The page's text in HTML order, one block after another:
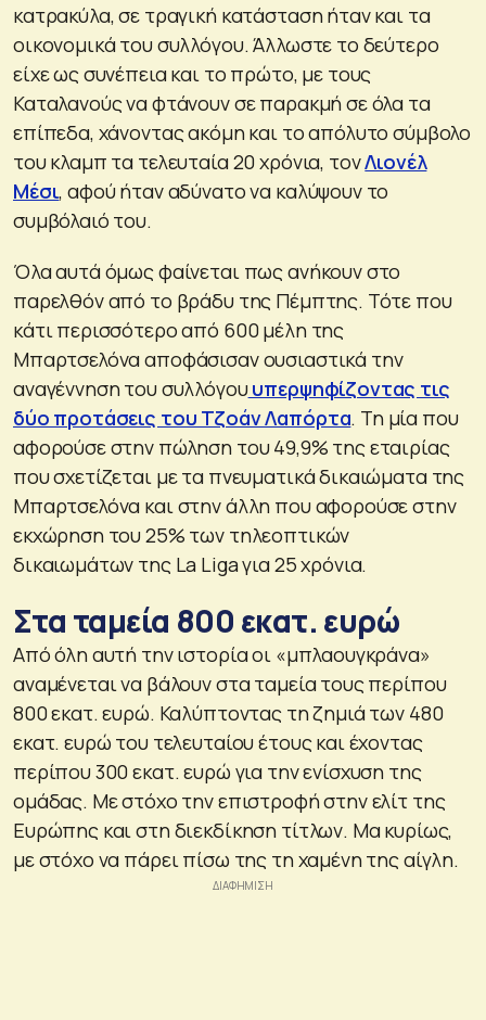
κατρακύλα, σε τραγική κατάσταση ήταν και τα
οικονομικά του συλλόγου. Άλλωστε το δεύτερο
είχε ως συνέπεια και το πρώτο, με τους
Καταλανούς να φτάνουν σε παρακμή σε όλα τα
επίπεδα, χάνοντας ακόμη και το απόλυτο σύμβολο
του κλαμπ τα τελευταία 20 χρόνια, τονΛιονέλ
Μέσι, αφού ήταν αδύνατο να καλύψουν το
συμβόλαιό του.
Όλα αυτά όμως φαίνεται πως ανήκουν στο
παρελθόν από το βράδυ της Πέμπτης. Τότε που
κάτι περισσότερο από 600 μέλη της
Μπαρτσελόνα αποφάσισαν ουσιαστικά την
αναγέννηση του συλλόγουυπερψηφίζοντας τις
δύο προτάσεις του Τζοάν Λαπόρτα. Τη μία που
αφορούσε στην πώληση του 49,9% της εταιρίας
που σχετίζεται με τα πνευματικά δικαιώματα της
Μπαρτσελόνα και στην άλλη που αφορούσε στην
εκχώρηση του 25% των τηλεοπτικών
δικαιωμάτων της La Liga για 25 χρόνια.
Στα ταμεία 800 εκατ. ευρώ
Από όλη αυτή την ιστορία οι «μπλαουγκράνα»
αναμένεται να βάλουν στα ταμεία τους περίπου
800 εκατ. ευρώ. Καλύπτοντας τη ζημιά των 480
εκατ. ευρώ του τελευταίου έτους και έχοντας
περίπου 300 εκατ. ευρώ για την ενίσχυση της
ομάδας. Με στόχο την επιστροφή στην ελίτ της
Ευρώπης και στη διεκδίκηση τίτλων. Μα κυρίως,
με στόχο να πάρει πίσω της τη χαμένη της αίγλη.